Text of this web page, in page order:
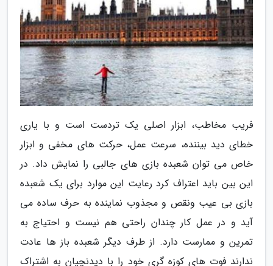
فریب مخاطب، ابزار اصلی یک تردست است و با یاری
خطای دید بیننده، سرعت عمل، حرکت های مخفی و ابزار
خاص می توان شعبده بازی های جالبی را نمایش داد. در
این بین باید اعتراف کرد رعایت این موارد برای یک شعبده
بازی بی عیب ونقص و مجذوب نماینده به حرف ساده می
آید و در عمل کار چندان راحتی هم نیست و احتیاج به
تمرین و ممارست دارد. از طرف دیگر شعبده باز ها عادت
ندارند فوت های کوزه گری خود را با دیدنچیان به اشتراک